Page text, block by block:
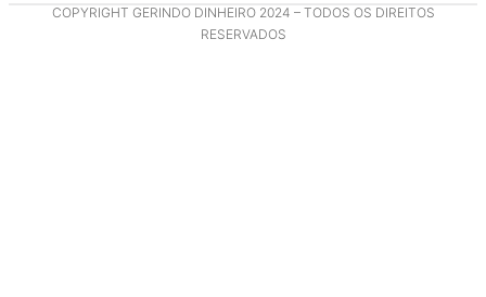
COPYRIGHT GERINDO DINHEIRO 2024 – TODOS OS DIREITOS
RESERVADOS